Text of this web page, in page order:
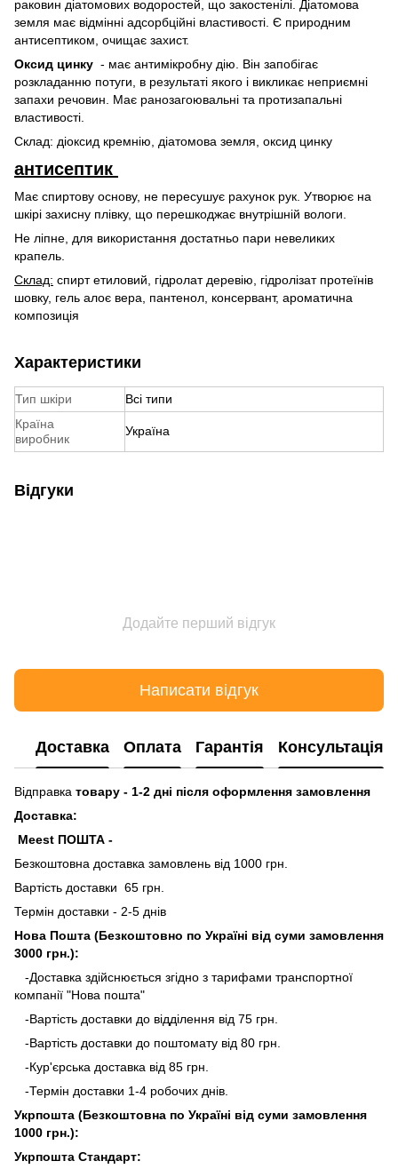
раковин діатомових водоростей, що закостенілі. Діатомова
земля має відмінні адсорбційні властивості. Є природним
антисептиком, очищає захист.
Оксид цинку - має антимікробну дію. Він запобігає
розкладанню потуги, в результаті якого і викликає неприємні
запахи речовин. Має ранозагоювальні та протизапальні
властивості.
Склад: діоксид кремнію, діатомова земля, оксид цинку
антисептик
Має спиртову основу, не пересушує рахунок рук. Утворює на
шкірі захисну плівку, що перешкоджає внутрішній вологи.
Не ліпне, для використання достатньо пари невеликих
крапель.
Склад: спирт етиловий, гідролат деревію, гідролізат протеїнів
шовку, гель алоє вера, пантенол, консервант, ароматична
композиція
Характеристики
Тип шкіри
Всі типи
Країна
виробник
Україна
Відгуки
Додайте перший відгук
Написати відгук
Доставка Оплата Гарантія Консультація
Відправка товару - 1-2 дні після оформлення замовлення
Доставка:
Meest ПОШТА -
Безкоштовна доставка замовлень від 1000 грн.
Вартість доставки 65 грн.
Термін доставки - 2-5 днів
Нова Пошта (Безкоштовно по Україні від суми замовлення
3000 грн.):
-Доставка здійснюється згідно з тарифами транспортної
компанії "Нова пошта"
-Вартість доставки до відділення від 75 грн.
-Вартість доставки до поштомату від 80 грн.
-Кур'єрська доставка від 85 грн.
-Термін доставки 1-4 робочих днів.
Укрпошта (Безкоштовна по Україні від суми замовлення
1000 грн.):
Укрпошта Стандарт: